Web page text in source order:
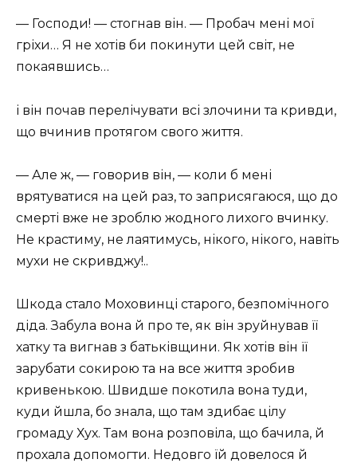
— Господи! — стогнав він. — Пробач мені мої
гріхи… Я не хотів би покинути цей світ, не
покаявшись…
і він почав перелічувати всі злочини та кривди,
що вчинив протягом свого життя.
— Але ж, — говорив він, — коли б мені
врятуватися на цей раз, то заприсягаюся, що до
смерті вже не зроблю жодного лихого вчинку.
Не крастиму, не лаятимусь, нікого, нікого, навіть
мухи не скривджу!..
Шкода стало Моховинці старого, безпомічного
діда. Забула вона й про те, як він зруйнував її
хатку та вигнав з батьківщини. Як хотів він її
зарубати сокирою та на все життя зробив
кривенькою. Швидше покотила вона туди,
куди йшла, бо знала, що там здибає цілу
громаду Хух. Там вона розповіла, що бачила, й
прохала допомогти. Недовго їй довелося й